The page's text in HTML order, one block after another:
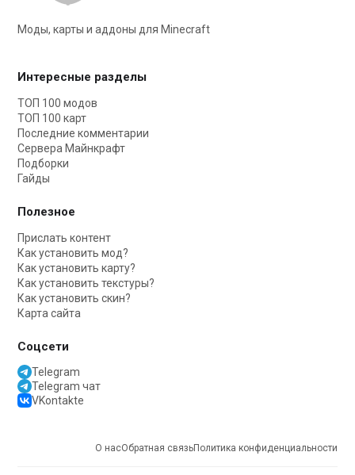
Моды, карты и аддоны для Minecraft
Интересные разделы
ТОП 100 модов
ТОП 100 карт
Последние комментарии
Сервера Майнкрафт
Подборки
Гайды
Полезное
Прислать контент
Как установить мод?
Как установить карту?
Как установить текстуры?
Как установить скин?
Карта сайта
Соцсети
Telegram
Telegram чат
VKontakte
О насОбратная связьПолитика конфиденциальности